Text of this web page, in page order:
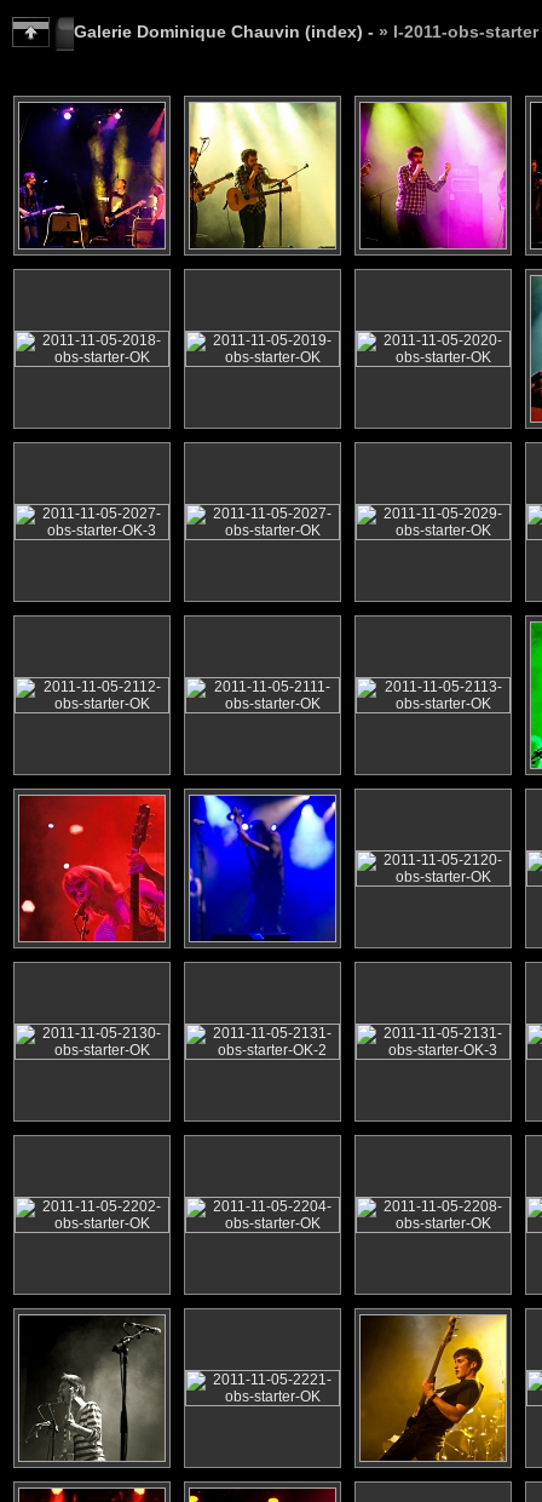
Galerie Dominique Chauvin (index) - » I-2011-obs-starter